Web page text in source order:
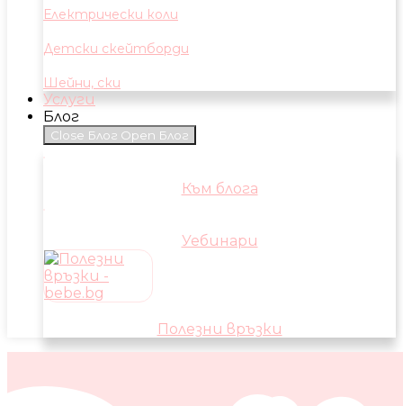
Електрически коли
Детски скейтборди
Шейни, ски
Услуги
Блог
Close Блог Open Блог
Към блога
Уебинари
Полезни връзки